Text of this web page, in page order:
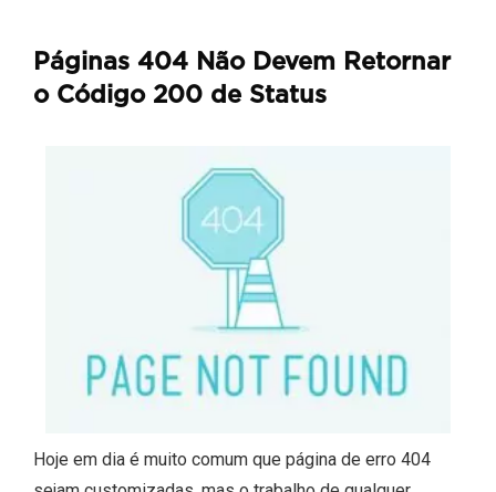
Páginas 404 Não Devem Retornar
o Código 200 de Status
Hoje em dia é muito comum que página de erro 404